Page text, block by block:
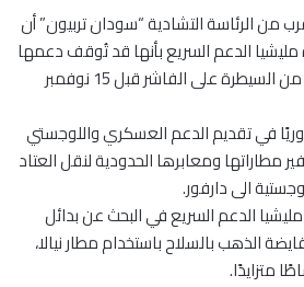
من الرئاسة التشادية “سودان تربيون” أن
مليشيا الدعم السريع بأنها قد تُوقف دعمها
للقوات ما لم تتمكن من السيطرة على الفاشر قبل 15 نوفمبر
في تقديم الدعم العسكري واللوجستي
مطاراتها ومعابرها الحدودية لنقل العتاد
الى دارفور.
الدعم السريع في البحث عن بدائل
الذهب بالسلاح باستخدام مطار نيالا،
متزايدًا.